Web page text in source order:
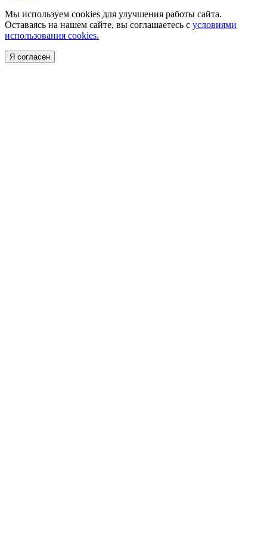
Мы используем cookies для улучшения работы сайта.
Оставаясь на нашем сайте, вы соглашаетесь с условиями
использования cookies.
Я согласен